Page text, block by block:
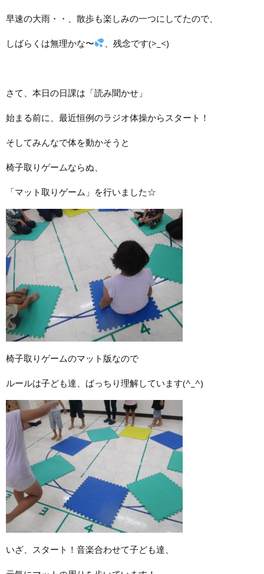
早速の大雨・・、散歩も楽しみの一つにしてたので、
しばらくは無理かな〜 、残念です(>_<)
さて、本日の日課は「読み聞かせ」
始まる前に、最近恒例のラジオ体操からスタート！
そしてみんなで体を動かそうと
椅子取りゲームならぬ、
「マット取りゲーム」を行いました☆
椅子取りゲームのマット版なので
ルールは子ども達、ばっちり理解しています(^_^)
いざ、スタート！音楽合わせて子ども達、